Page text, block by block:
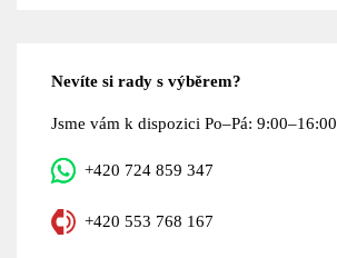
Nevíte si rady s výběrem?
Jsme vám k dispozici Po–Pá: 9:00–16:00
+420 724 859 347
+420 553 768 167